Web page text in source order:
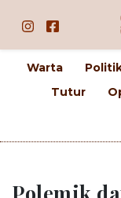
Warta
Tutur